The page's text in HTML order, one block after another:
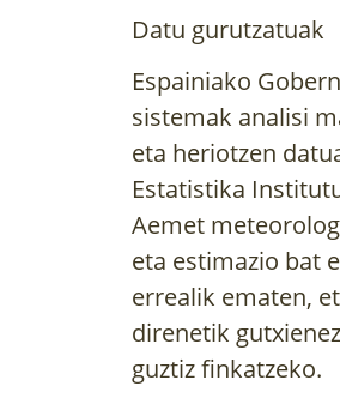
Datu gurutzatuak
Espainiako
sistemak analisi
eta heriotzen
Estatistika
Aemet
eta estimazio bat
errealik ematen,
direnetik
guztiz finkatzeko.